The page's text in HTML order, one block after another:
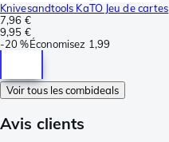
Knivesandtools KaTO Jeu de cartes
7,96 €
9,95 €
-20 %Économisez 1,99
Voir tous les combideals
Avis clients